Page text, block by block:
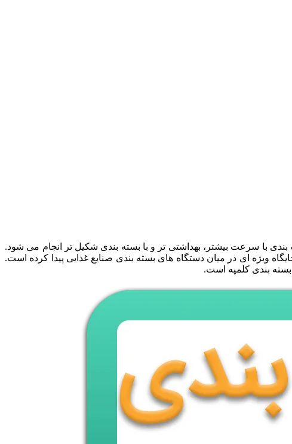
بندی با سرعت بیشتر، بهداشتی تر و با بسته بندی شکیل تر انجام می شود.
بسته و دوخت حرارتی دقیق، جایگاه ویژه ای در میان دستگاه های بسته بندی صنایع غذایی پیدا کرده است.